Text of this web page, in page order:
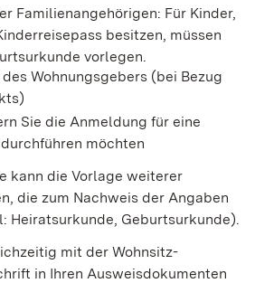
Familienangehörigen: Für Kinder,
besitzen, müssen
vorlegen.
Wohnungsgebers (bei Bezug
Sie die Anmeldung für eine
möchten
kann die Vorlage weiterer
die zum Nachweis der Angaben
Heiratsurkunde, Geburtsurkunde).
mit der Wohnsitz-
in Ihren Ausweisdokumenten